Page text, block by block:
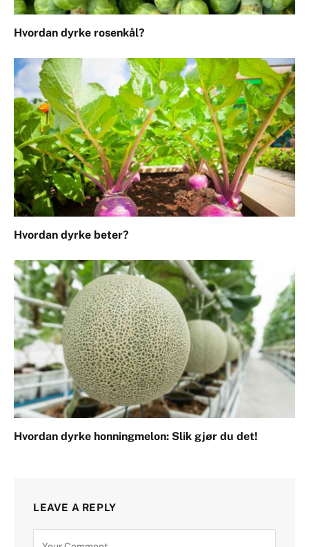
Hvordan dyrke rosenkål?
Hvordan dyrke beter?
Hvordan dyrke honningmelon: Slik gjør du det!
LEAVE A REPLY